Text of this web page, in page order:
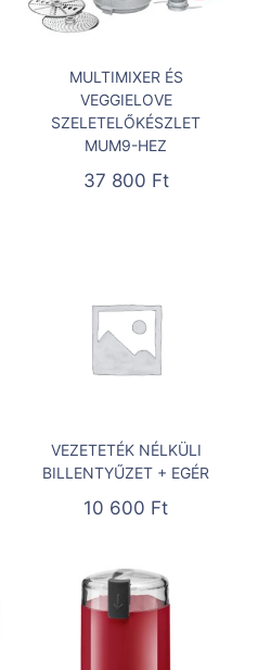
MULTIMIXER ÉS
VEGGIELOVE
SZELETELŐKÉSZLET
MUM9-HEZ
37 800 Ft
VEZETETÉK NÉLKÜLI
BILLENTYŰZET + EGÉR
10 600 Ft